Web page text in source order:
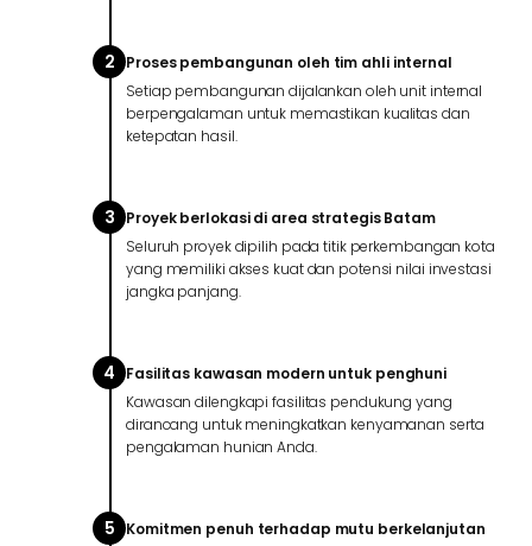
2
Proses pembangunan oleh tim ahli internal
Setiap pembangunan dijalankan oleh unit internal
berpengalaman untuk memastikan kualitas dan
ketepatan hasil.
3
Proyek berlokasi di area strategis Batam
Seluruh proyek dipilih pada titik perkembangan kota
yang memiliki akses kuat dan potensi nilai investasi
jangka panjang.
4
Fasilitas kawasan modern untuk penghuni
Kawasan dilengkapi fasilitas pendukung yang
dirancang untuk meningkatkan kenyamanan serta
pengalaman hunian Anda.
5
Komitmen penuh terhadap mutu berkelanjutan